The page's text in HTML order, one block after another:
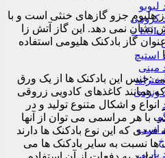
لبوبو
کرومی
تم تولد LOL –
استیچ
مینی
ونزدی
اسب
باربی
هلیوم جزو گازهای خنثی است و با
نشان نمی دهد. این گاز آتش زا
گاز بادکنک هلیومی استفاده
:جنس این بادکنک ها از یک ورق
همانند کاغذهای کادویی زروقی
و اشکال متنوع تولید و در
با هر مراسمی می توان از آنها
که این نوع بادکنک ها دارند
ها نسبت به سایر بادکنک ها می